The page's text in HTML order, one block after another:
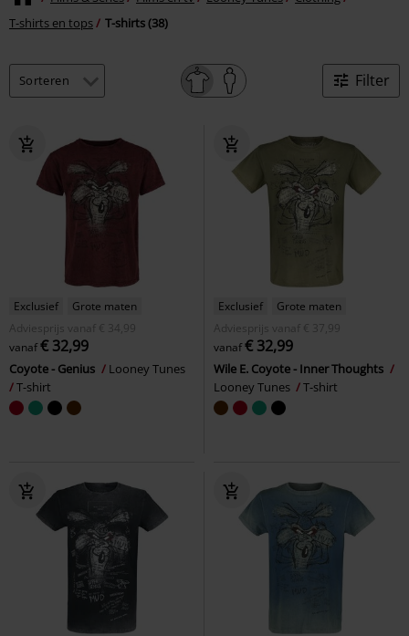
T-shirts en tops
T-shirts (38)
Filter
Exclusief
Grote maten
Adviesprijs
vanaf € 34,99
vanaf€ 32,99
Coyote - Genius
Looney Tunes
T-shirt
Exclusief
Grote maten
Adviesprijs
vanaf € 37,99
vanaf€ 32,99
Wile E. Coyote - Inner Thoughts
Looney Tunes
T-shirt